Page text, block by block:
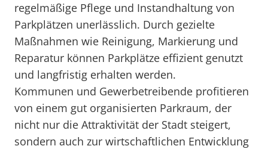
regelmäßige Pflege und Instandhaltung von
Parkplätzen unerlässlich. Durch gezielte
Maßnahmen wie Reinigung, Markierung und
Reparatur können Parkplätze effizient genutzt
und langfristig erhalten werden.
Kommunen und Gewerbetreibende profitieren
von einem gut organisierten Parkraum, der
nicht nur die Attraktivität der Stadt steigert,
sondern auch zur wirtschaftlichen Entwicklung